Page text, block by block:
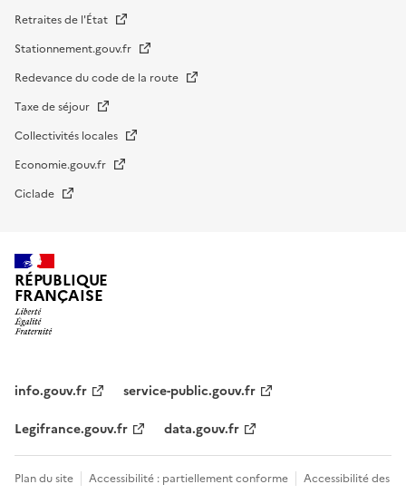
Retraites de l'État
Stationnement.gouv.fr
Redevance du code de la route
Taxe de séjour
Collectivités locales
Economie.gouv.fr
Ciclade
RÉPUBLIQUE
FRANÇAISE
institutionnel
info.gouv.fr
service-public.gouv.fr
Legifrance.gouv.fr
data.gouv.fr
Menu
Plan du site Accessibilité : partiellement conforme Accessibilité des